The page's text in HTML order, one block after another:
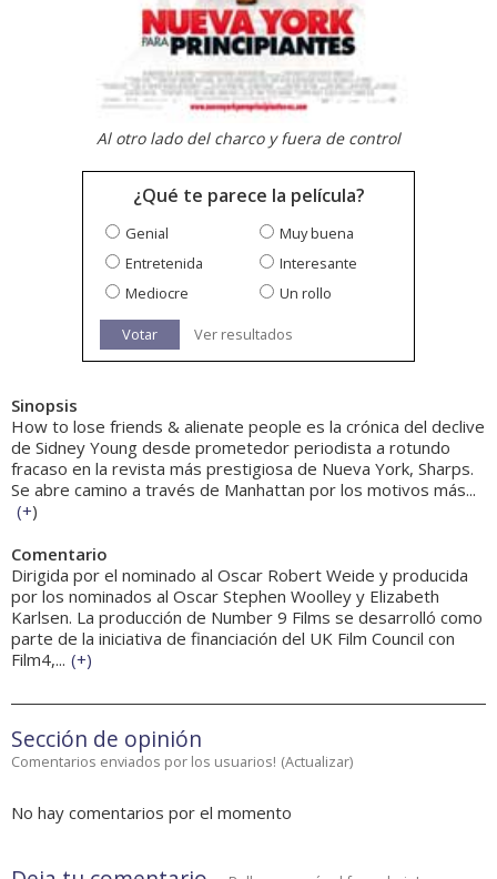
Al otro lado del charco y fuera de control
¿Qué te parece la película?
Genial
Muy buena
Entretenida
Interesante
Mediocre
Un rollo
Votar Ver resultados
Sinopsis
How to lose friends & alienate people es la crónica del declive
de Sidney Young desde prometedor periodista a rotundo
fracaso en la revista más prestigiosa de Nueva York, Sharps.
Se abre camino a través de Manhattan por los motivos más...
(+)
Comentario
Dirigida por el nominado al Oscar Robert Weide y producida
por los nominados al Oscar Stephen Woolley y Elizabeth
Karlsen. La producción de Number 9 Films se desarrolló como
parte de la iniciativa de financiación del UK Film Council con
Film4,... (+)
Sección de opinión
Comentarios enviados por los usuarios! (Actualizar)
No hay comentarios por el momento